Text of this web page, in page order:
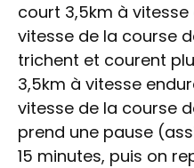
court 3,5km à vitesse
vitesse de la course
trichent et courent
3,5km à vitesse
vitesse de la course
prend une pause
15 minutes, puis on